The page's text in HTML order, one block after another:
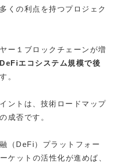
くの利点を持つプロジェク
ー１ブロックチェーンが増
エコシステム規模で後
。
ントは、技術ロードマップ
成否です。
（DeFi）プラットフォー
ケットの活性化が進めば、